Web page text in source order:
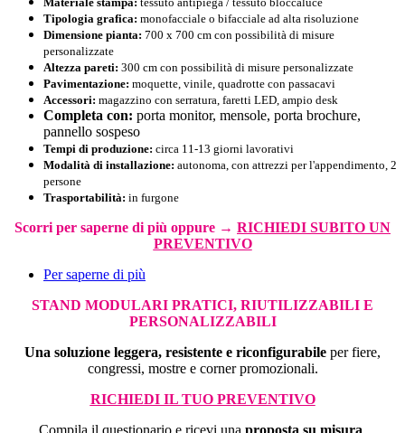
Tipologia grafica: monofacciale o bifacciale ad alta risoluzione
Dimensione pianta: 700 x 700 cm con possibilità di misure
personalizzate
Altezza pareti: 300 cm con possibilità di misure personalizzate
Pavimentazione: moquette, vinile, quadrotte con passacavi
Accessori: magazzino con serratura, faretti LED, ampio desk
Completa con: porta monitor, mensole, porta brochure,
pannello sospeso
Tempi di produzione: circa 11-13 giorni lavorativi
Modalità di installazione: autonoma, con attrezzi per l'appendimento, 2
persone
Trasportabilità: in furgone
Scorri per saperne di più oppure → RICHIEDI SUBITO UN
PREVENTIVO
Per saperne di più
STAND MODULARI PRATICI, RIUTILIZZABILI E
PERSONALIZZABILI
Una soluzione leggera, resistente e riconfigurabile per fiere,
congressi, mostre e corner promozionali.
RICHIEDI IL TUO PREVENTIVO